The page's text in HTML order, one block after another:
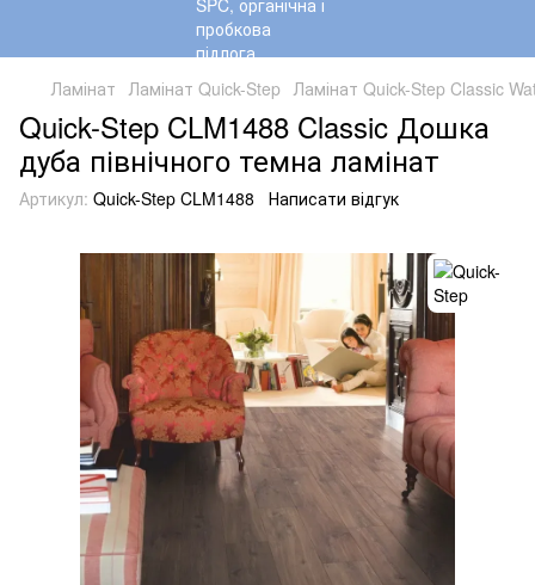
Ламінат Ламінат Quick-Step Ламінат Quick-Step Classic
Quick-Step CLM1488 Classic Дошка
дуба північного темна ламінат
Артикул: Quick-Step CLM1488 Написати відгук